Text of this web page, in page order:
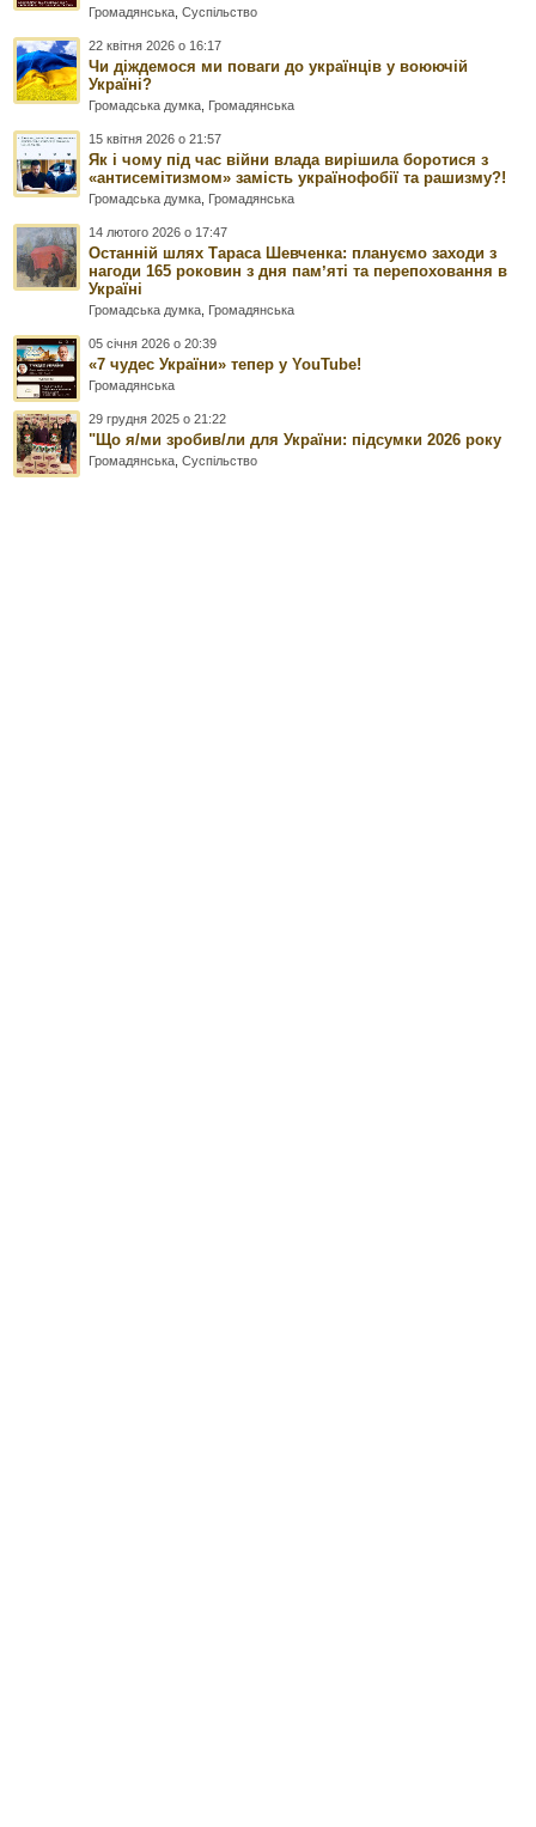
Громадянська ,Суспільство
22 квітня 2026 о 16:17
Чи діждемося ми поваги до українців у воюючій
Україні?
Громадська думка Громадянська
15 квітня 2026 о 21:57
Як і чому під час війни влада вирішила боротися з
«антисемітизмом» замість українофобії та рашизму?!
Громадська думка Громадянська
14 лютого 2026 о 17:47
Останній шлях Тараса Шевченка: плануємо заходи з
нагоди 165 роковин з дня памʼяті та перепоховання в
Україні
Громадська думка Громадянська
05 січня 2026 о 20:39
«7 чудес України» тепер у YouTube!
Громадянська
29 грудня 2025 о 21:22
"Що я/ми зробив/ли для України: підсумки 2026 року
Громадянська ,Суспільство